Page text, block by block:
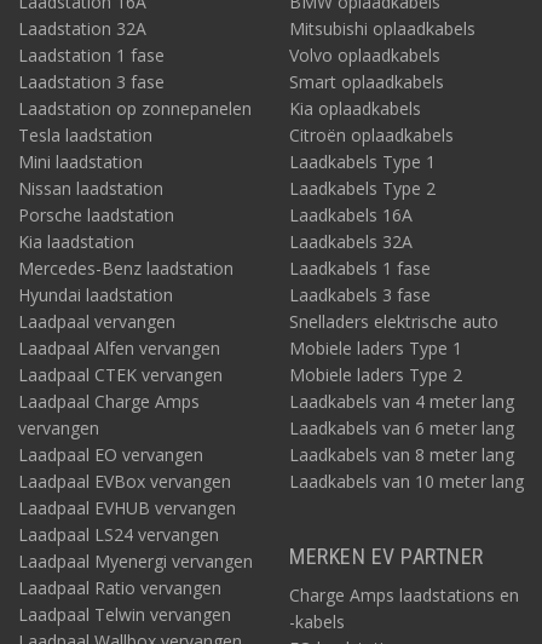
Laadstation 32A
Laadstation 1 fase
Laadstation 3 fase
Laadstation op zonnepanelen
Tesla laadstation
Mini laadstation
Nissan laadstation
Porsche laadstation
Kia laadstation
Mercedes-Benz laadstation
Hyundai laadstation
Laadpaal vervangen
Laadpaal Alfen vervangen
Laadpaal CTEK vervangen
Laadpaal Charge Amps
vervangen
Laadpaal EO vervangen
Laadpaal EVBox vervangen
Laadpaal EVHUB vervangen
Laadpaal LS24 vervangen
Laadpaal Myenergi vervangen
Laadpaal Ratio vervangen
Laadpaal Telwin vervangen
Mitsubishi oplaadkabels
Volvo oplaadkabels
Smart oplaadkabels
Kia oplaadkabels
Citroën oplaadkabels
Laadkabels Type 1
Laadkabels Type 2
Laadkabels 16A
Laadkabels 32A
Laadkabels 1 fase
Laadkabels 3 fase
Snelladers elektrische auto
Mobiele laders Type 1
Mobiele laders Type 2
Laadkabels van 4 meter lang
Laadkabels van 6 meter lang
Laadkabels van 8 meter lang
Laadkabels van 10 meter lang
MERKEN EV PARTNER
Charge Amps laadstations en
-kabels